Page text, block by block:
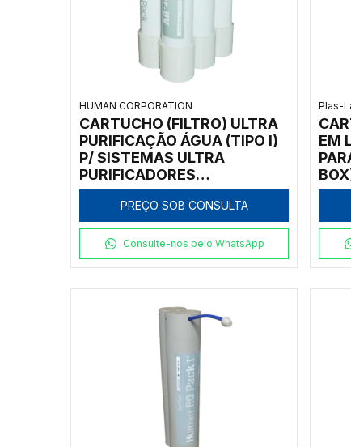
HUMAN CORPORATION
CARTUCHO (FILTRO) ULTRA
PURIFICAÇÃO ÁGUA (TIPO I)
P/ SISTEMAS ULTRA
PURIFICADORES
MEGAPURITY/BIOHUMAN -
HMC-PUP-U
PREÇO SOB CONSULTA
Consulte-nos pelo WhatsApp
Plas-
EM